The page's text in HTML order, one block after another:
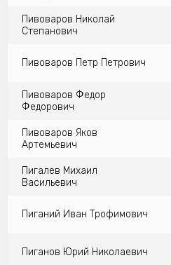
Пивоваров Николай
Степанович
Пивоваров Петр Петрович
Пивоваров Федор
Федорович
Пивоваров Яков
Артемьевич
Пигалев Михаил
Васильевич
Пиганий Иван Трофимович
Пиганов Юрий Николаевич